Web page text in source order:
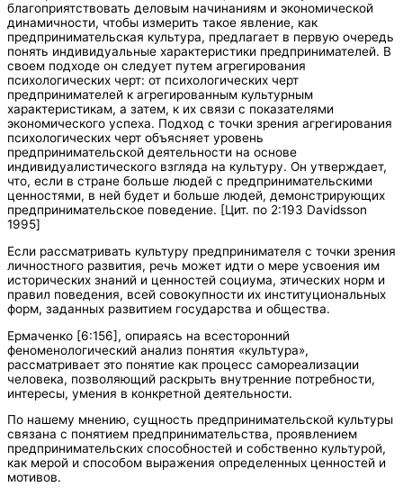
благоприятствовать деловым начинаниям и экономической
динамичности, чтобы измерить такое явление, как
предпринимательская культура, предлагает в первую очередь
понять индивидуальные характеристики предпринимателей. В
своем подходе он следует путем агрегирования
психологических черт: от психологических черт
предпринимателей к агрегированным культурным
характеристикам, а затем, к их связи с показателями
экономического успеха. Подход с точки зрения агрегирования
психологических черт объясняет уровень
предпринимательской деятельности на основе
индивидуалистического взгляда на культуру. Он утверждает,
что, если в стране больше людей с предпринимательскими
ценностями, в ней будет и больше людей, демонстрирующих
предпринимательское поведение. [Цит. по 2:193 Davidsson
1995]
Если рассматривать культуру предпринимателя с точки зрения
личностного развития, речь может идти о мере усвоения им
исторических знаний и ценностей социума, этических норм и
правил поведения, всей совокупности их институциональных
форм, заданных развитием государства и общества.
Ермаченко [6:156], опираясь на всесторонний
феноменологический анализ понятия «культура»,
рассматривает это понятие как процесс самореализации
человека, позволяющий раскрыть внутренние потребности,
интересы, умения в конкретной деятельности.
По нашему мнению, сущность предпринимательской культуры
связана с понятием предпринимательства, проявлением
предпринимательских способностей и собственно культурой,
как мерой и способом выражения определенных ценностей и
мотивов.